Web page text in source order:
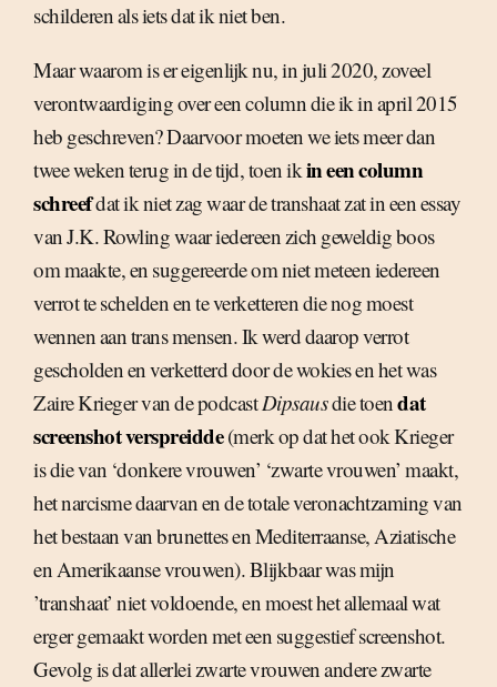
schilderen als iets dat ik niet ben.
Maar waarom is er eigenlijk nu, in juli 2020, zoveel
verontwaardiging over een column die ik in april 2015
heb geschreven? Daarvoor moeten we iets meer dan
twee weken terug in de tijd, toen ikin een column
schreefdat ik niet zag waar de transhaat zat in een essay
van J.K. Rowling waar iedereen zich geweldig boos
om maakte, en suggereerde om niet meteen iedereen
verrot te schelden en te verketteren die nog moest
wennen aan trans mensen. Ik werd daarop verrot
gescholden en verketterd door de wokies en het was
Zaire Krieger van de podcastDipsausdie toendat
screenshot verspreidde(merk op dat het ook Krieger
is die van ‘donkere vrouwen’ ‘zwarte vrouwen’ maakt,
het narcisme daarvan en de totale veronachtzaming van
het bestaan van brunettes en Mediterraanse, Aziatische
en Amerikaanse vrouwen). Blijkbaar was mijn
’transhaat’ niet voldoende, en moest het allemaal wat
erger gemaakt worden met een suggestief screenshot.
Gevolg is dat allerlei zwarte vrouwen andere zwarte